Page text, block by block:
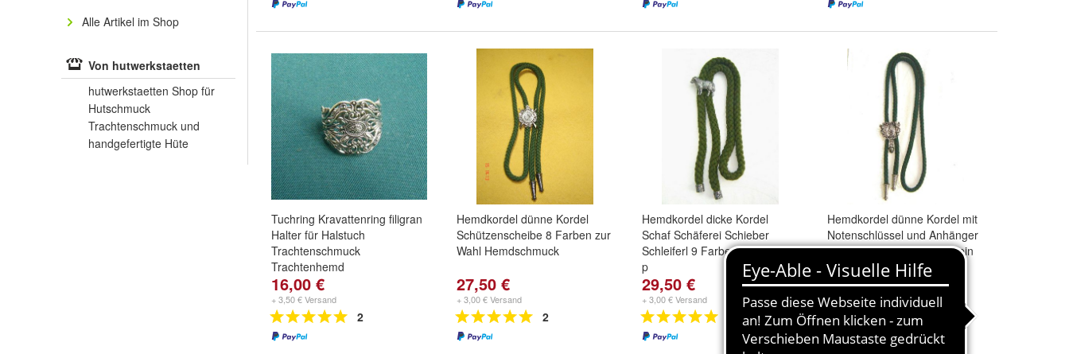
Alle Artikel im Shop
Von hutwerkstaetten
hutwerkstaetten Shop für
Hutschmuck
Trachtenschmuck und
handgefertigte Hüte
Tuchring Kravattenring filigran
Halter für Halstuch
Trachtenschmuck
Trachtenhemd
16,00 €
+ 3,50 € Versand
2
Hemdkordel dünne Kordel
Schützenscheibe 8 Farben zur
Wahl Hemdschmuck
27,50 €
+ 3,00 € Versand
2
Hemdkordel dicke Kordel
Schaf Schäferei Schieber
Schleiferl 9 Farben zur Wahl s-
p
29,50 €
+ 3,00 € Versand
Hemdkordel dünne Kordel mit
Notenschlüssel und Anhänger
8 Farben z Wahl Musikverein
26,50 €
+ 3,00 € Versand
1